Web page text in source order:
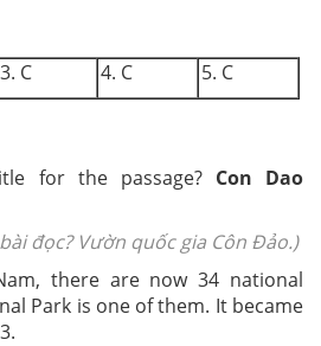
3. C 4. C 5. C
for the passage? Con Dao
đọc? Vườn quốc gia Côn Đảo.)
there are now 34 national
Park is one of them. It became